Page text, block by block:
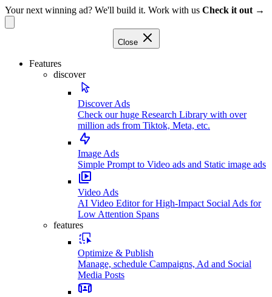
Your next winning ad? We'll build it. Work with us Check it out →
Close
Features
discover
Discover Ads
Check our huge Research Library with over
million ads from Tiktok, Meta, etc.
Image Ads
Simple Prompt to Video ads and Static image ads
Video Ads
AI Video Editor for High-Impact Social Ads for
Low Attention Spans
features
Optimize & Publish
Manage, schedule Campaigns, Ad and Social
Media Posts